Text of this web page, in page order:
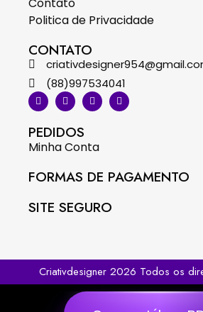
Politica de Privacidade
CONTATO
(88)997534041
PEDIDOS
Minha Conta
FORMAS DE PAGAMENTO
SITE SEGURO
Criativdesigner 2026 Todos os